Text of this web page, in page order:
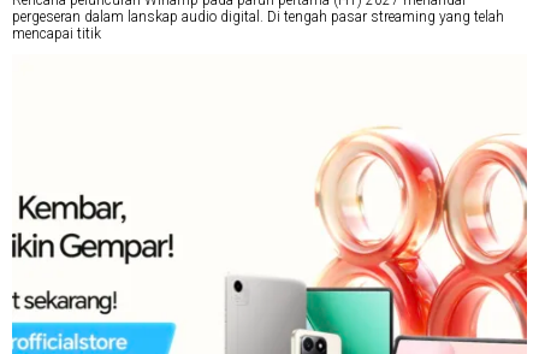
pergeseran dalam lanskap audio digital. Di tengah pasar streaming yang telah
mencapai titik